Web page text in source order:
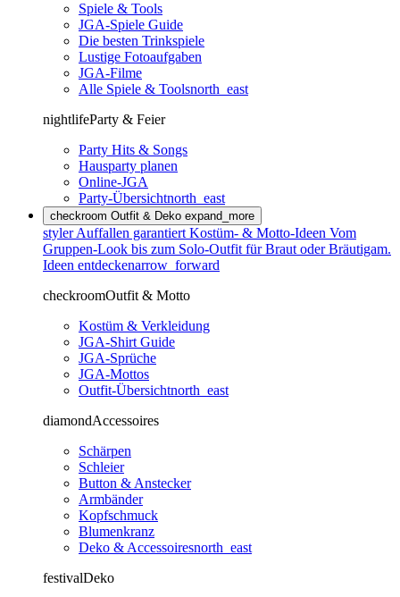
Spiele & Tools
JGA-Spiele Guide
Die besten Trinkspiele
Lustige Fotoaufgaben
JGA-Filme
Alle Spiele & Toolsnorth_east
nightlifeParty & Feier
Party Hits & Songs
Hausparty planen
Online-JGA
Party-Übersichtnorth_east
checkroom Outfit & Deko expand_more
styler Auffallen garantiert Kostüm- & Motto-Ideen Vom
Gruppen-Look bis zum Solo-Outfit für Braut oder Bräutigam.
Ideen entdeckenarrow_forward
checkroomOutfit & Motto
Kostüm & Verkleidung
JGA-Shirt Guide
JGA-Sprüche
JGA-Mottos
Outfit-Übersichtnorth_east
diamondAccessoires
Schärpen
Schleier
Button & Anstecker
Armbänder
Kopfschmuck
Blumenkranz
Deko & Accessoiresnorth_east
festivalDeko